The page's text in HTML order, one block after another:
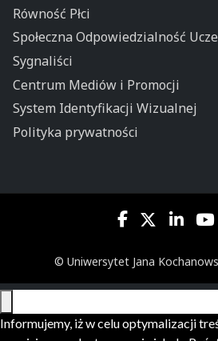
Równość Płci
Społeczna Odpowiedzialność
Sygnaliści
Centrum Mediów i Promocji
System Identyfikacji Wizualnej
Polityka prywatności
© Uniwersytet Jana
Informujemy, iż w celu optymalizacji